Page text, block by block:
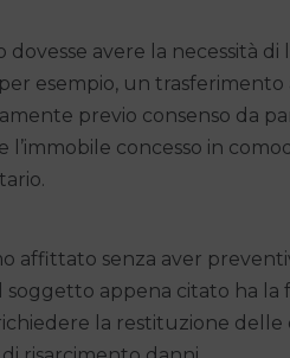
dovesse avere la necessità
esempio, un trasferimento
previo consenso da
concesso in
affittato senza aver
soggetto appena citato ha
la restituzione delle